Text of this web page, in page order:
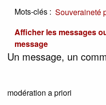
Mots-clés : Souveraineté
Afficher les messages
message
Un message, un
modération a priori